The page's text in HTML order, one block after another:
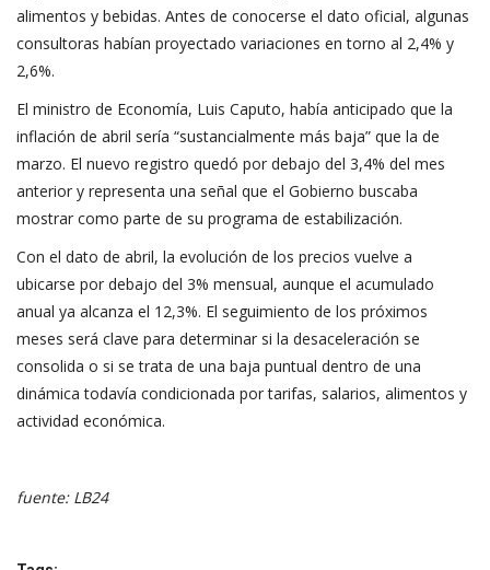
alimentos y bebidas. Antes de conocerse el dato oficial, algunas
consultoras habían proyectado variaciones en torno al 2,4% y
2,6%.
El ministro de Economía, Luis Caputo, había anticipado que la
inflación de abril sería “sustancialmente más baja” que la de
marzo. El nuevo registro quedó por debajo del 3,4% del mes
anterior y representa una señal que el Gobierno buscaba
mostrar como parte de su programa de estabilización.
Con el dato de abril, la evolución de los precios vuelve a
ubicarse por debajo del 3% mensual, aunque el acumulado
anual ya alcanza el 12,3%. El seguimiento de los próximos
meses será clave para determinar si la desaceleración se
consolida o si se trata de una baja puntual dentro de una
dinámica todavía condicionada por tarifas, salarios, alimentos y
actividad económica.
fuente: LB24